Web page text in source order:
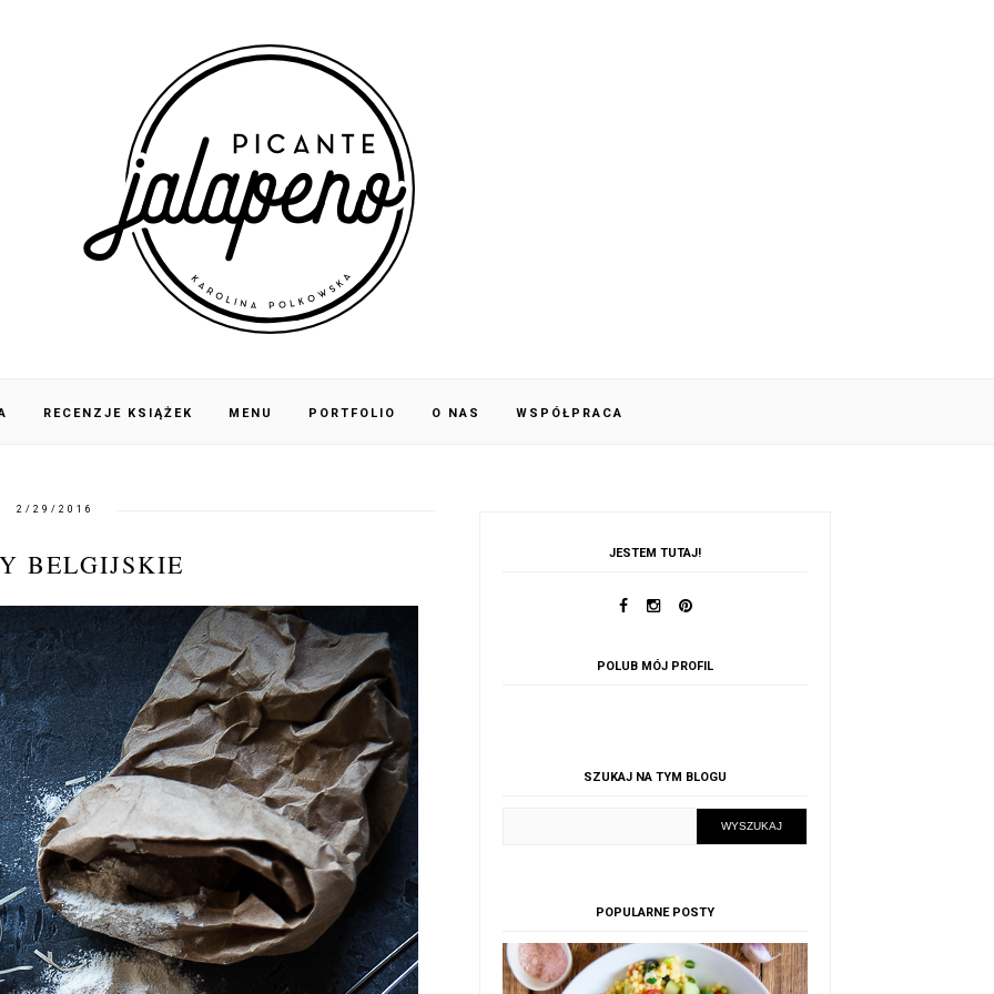
RECENZJE KSIĄŻEK MENU PORTFOLIO O NAS WSPÓŁPRACA
2/29/2016
BELGIJSKIE JESTEM TUTAJ!
POLUB MÓJ PROFIL
SZUKAJ NA TYM BLOGU
POPULARNE POSTY